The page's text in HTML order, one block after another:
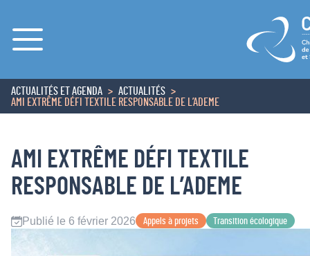
Menu
ACCUEIL
ACTUALITÉS ET AGENDA
ACTUALITÉS
AMI EXTRÊME DÉFI TEXTILE RESPONSABLE DE L’ADEME
AMI EXTRÊME DÉFI TEXTILE
RESPONSABLE DE L’ADEME
Publié le 6 février 2026 Appels à projets Transition écologique